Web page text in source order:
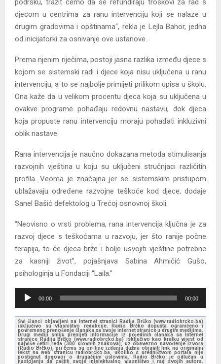
podršku, tražit ćemo da se refundiraju troškovi za rad s
djecom u centrima za ranu intervenciju koji se nalaze u
drugim gradovima i opštinama“, rekla je Lejla Bahor, jedna
od inicijatorki za osnivanje ove ustanove.
Prema njenim riječima, postoji jasna razlika između djece s
kojom se sistemski radi i djece koja nisu uključena u ranu
intervenciju, a to se najbolje primijeti prilikom upisa u školu.
Ona kaže da u velikom procentu djeca koja su uključena u
ovakve programe pohađaju redovnu nastavu, dok djeca
koja propuste ranu intervenciju moraju pohađati inkluzivni
oblik nastave.
Rana intervencija je naučno dokazana metoda stimulisanja
razvojnih vještina u koju su uključeni stručnjaci različitih
profila. Veoma je značajna jer se sistemskim pristupom
ublažavaju određene razvojne teškoće kod djece, dodaje
Sanel Bašić defektolog u Trećoj osnovnoj školi.
“Neovisno o vrsti problema, rana intervencija ključna je za
razvoj djece s teškoćama u razvoju, jer što ranije počne
terapija, to će djeca brže i bolje usvojiti vještine potrebne
za kasniji život”, pojašnjava Sabina Ahmičić Gušo,
psihologinja u Fondaciji “Laila.”
u
d
o
P
00:00 00:00
Svi članci objavljeni na internet stranici Radija Brčko (www.radiobrcko.ba)
isključivo su vlasništvo redakcije. Radio Brčko dopušta ograničeno i
povremeno prenošenje članaka sa svoje internet stranice u drugim medijima.
Drugi mediji smiju prenijeti informacije iz pojedinih članaka sa Internet
stranice Radija Brčko (www.radiobrcko.ba) isključivo kao kratku vijest od
najviše četiri reda (300 slovnih znakova), uz obavezno navođenje izvora
(Radio Brčko), pri čemu su on-line izdanja dužna objaviti link na originalni
tekst na web stranicu radiobrcko.ba, ukoliko s uredništvom portala nije
postignut dogovor o drugačijim uslovima. Radio Brčko je odlučan u
nastojanju da zaštiti svoje intelektualno vlasništvo i rad svojih autora.